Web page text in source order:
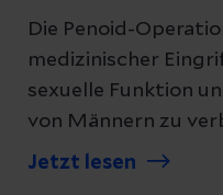
Die Penoid-
medizinischer
sexuelle Funktion
von Männern zu
Jetzt lesen